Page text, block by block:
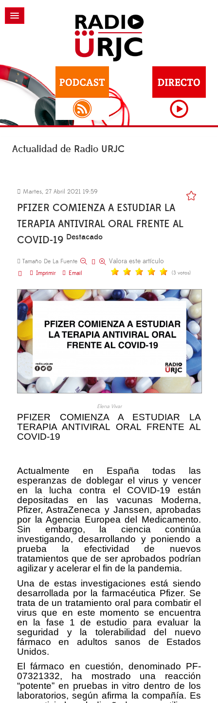
Actualidad de Radio URJC
Martes, 27 Abril 2021 19:59
PFIZER COMIENZA A ESTUDIAR LA
TERAPIA ANTIVIRAL ORAL FRENTE AL
COVID-19 Destacado
Tamaño De La Fuente
Imprimir
Email
Valora este artículo
(3 votos)
Elena Vivar
PFIZER COMIENZA A ESTUDIAR LA
TERAPIA ANTIVIRAL ORAL FRENTE AL
COVID-19
Actualmente en España todas las
esperanzas de doblegar el virus y vencer
en la lucha contra el COVID-19 están
depositadas en las vacunas Moderna,
Pfizer, AstraZeneca y Janssen, aprobadas
por la Agencia Europea del Medicamento.
Sin embargo, la ciencia continúa
investigando, desarrollando y poniendo a
prueba la efectividad de nuevos
tratamientos que de ser aprobados podrían
agilizar y acelerar el fin de la pandemia.
Una de estas investigaciones está siendo
desarrollada por la farmacéutica Pfizer. Se
trata de un tratamiento oral para combatir el
virus que en este momento se encuentra
en la fase 1 de estudio para evaluar la
seguridad y la tolerabilidad del nuevo
fármaco en adultos sanos de Estados
Unidos.
El fármaco en cuestión, denominado PF-
07321332, ha mostrado una reacción
“potente” en pruebas in vitro dentro de los
laboratorios, según afirma la compañía. Es